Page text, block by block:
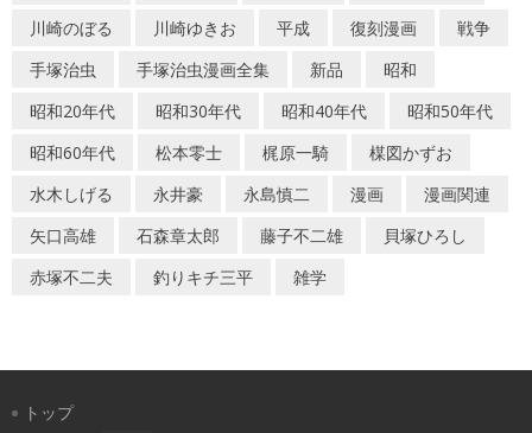
川崎のぼる
川崎ゆきお 平成 復刻漫画
戦争
手塚治虫
手塚治虫漫画全集 新品
昭和
昭和20年代
昭和30年代 昭和40年代
昭和50年代
昭和60年代
松本零士 梶原一騎
楳図かずお
水木しげる
永井豪 永島慎二 漫画
漫画関連
矢口高雄
石森章太郎 藤子不二雄
貝塚ひろし
赤塚不二夫
釣りキチ三平 雑学
トップ